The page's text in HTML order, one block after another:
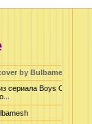
by Bulbamesh
Boys Over